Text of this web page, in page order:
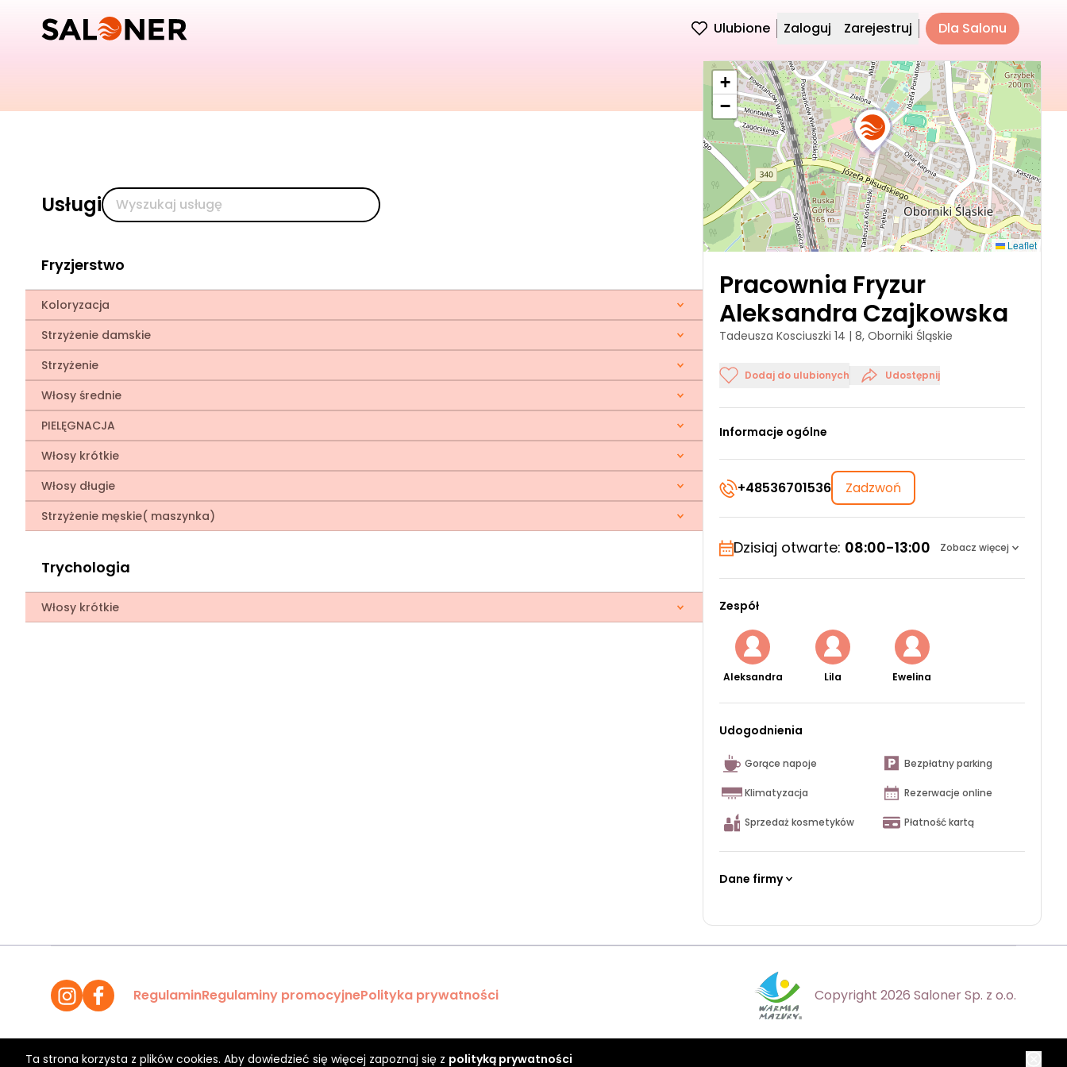
Ulubione Zaloguj Zarejestruj Dla Salonu
Usługi
Fryzjerstwo
Koloryzacja
Strzyżenie damskie
Strzyżenie
Włosy średnie
PIELĘGNACJA
Włosy krótkie
Włosy długie
Strzyżenie męskie( maszynka)
Trychologia
Włosy krótkie
+
−
Leaflet
Pracownia Fryzur
Aleksandra Czajkowska
Tadeusza Kosciuszki 14 | 8, Oborniki Śląskie
Dodaj do ulubionych Udostępnij
Informacje ogólne
+48536701536 Zadzwoń
Dzisiaj otwarte: 08:00-13:00 Zobacz więcej
Zespół
Aleksandra Lila Ewelina
Udogodnienia
Gorące napoje Bezpłatny parking
Klimatyzacja Rezerwacje online
Sprzedaż kosmetyków Płatność kartą
Dane firmy
Ta strona korzysta z plików cookies. Aby dowiedzieć się więcej zapoznaj się z polityką prywatności
RegulaminRegulaminy promocyjnePolityka prywatności Copyright 2026 Saloner Sp. z o.o.